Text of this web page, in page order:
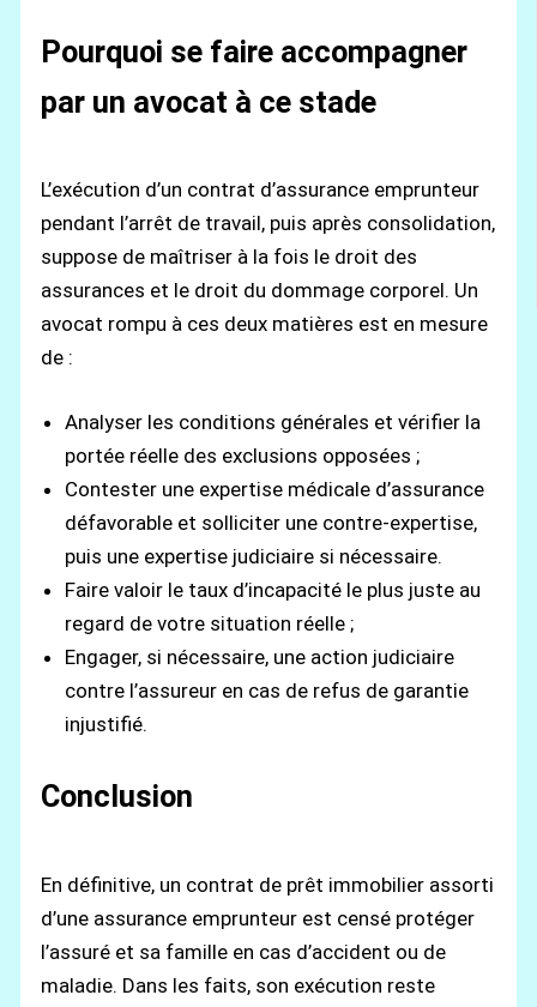
Pourquoi se faire accompagner
par un avocat à ce stade
L’exécution d’un contrat d’assurance emprunteur
pendant l’arrêt de travail, puis après consolidation,
suppose de maîtriser à la fois le droit des
assurances et le droit du dommage corporel. Un
avocat rompu à ces deux matières est en mesure
de :
Analyser les conditions générales et vérifier la
portée réelle des exclusions opposées ;
Contester une expertise médicale d’assurance
défavorable et solliciter une contre-expertise,
puis une expertise judiciaire si nécessaire.
Faire valoir le taux d’incapacité le plus juste au
regard de votre situation réelle ;
Engager, si nécessaire, une action judiciaire
contre l’assureur en cas de refus de garantie
injustifié.
Conclusion
En définitive, un contrat de prêt immobilier assorti
d’une assurance emprunteur est censé protéger
l’assuré et sa famille en cas d’accident ou de
maladie. Dans les faits, son exécution reste